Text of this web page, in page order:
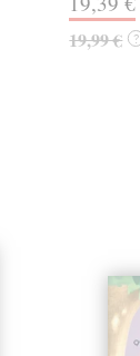
19,99 € ?